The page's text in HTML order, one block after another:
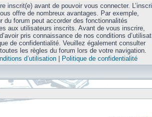
inscrit(e) avant de pouvoir vous connecter.
offre de nombreux avantages. Par exemple,
du forum peut accorder des fonctionnalités
aux utilisateurs inscrits. Avant de vous inscrire,
pris connaissance de nos conditions
de confidentialité. Veuillez également consulter
les règles du forum lors de votre navigation.
d’utilisation| Politique de confidentialité